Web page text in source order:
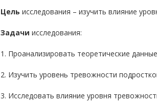
Цель исследования – изучить влияние
Задачи исследования:
1. Проанализировать теоретические
2. Изучить уровень тревожности
3. Исследовать влияние уровня